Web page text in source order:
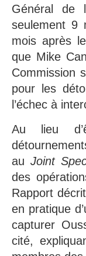
Général de
seulement 9
mois après
que Mike
Commission
pour les
l’échec à
Au lieu
au Joint
des
Rapport
en pratique
capturer
cité,